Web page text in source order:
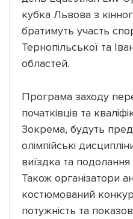
кубка Львова з
братимуть участь
Тернопільської та
областей.
Програма заходу
початківців та
Зокрема, будуть
олімпійські
виїздка та
Також організатори
костюмований
потужність та